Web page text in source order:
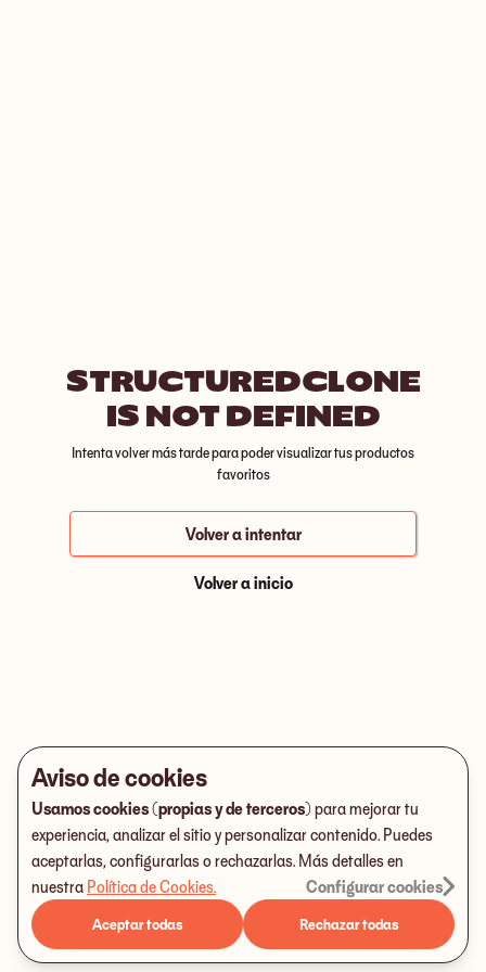
STRUCTUREDCLONE
IS NOT DEFINED
Intenta volver más tarde para poder visualizar tus productos
favoritos
Volver a intentar
Volver a inicio
Aviso de cookies
Usamos cookies (propias y de terceros) para mejorar tu
experiencia, analizar el sitio y personalizar contenido. Puedes
aceptarlas, configurarlas o rechazarlas. Más detalles en
nuestra Política de Cookies. Configurar cookies
Aceptar todas Rechazar todas